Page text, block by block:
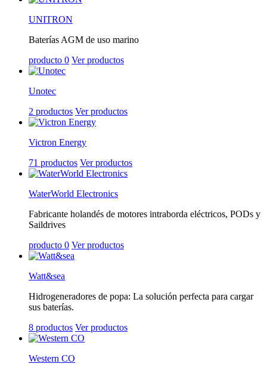
UNITRON
Baterías AGM de uso marino
producto 0 Ver productos
Unotec
2 productos Ver productos
Victron Energy
71 productos Ver productos
WaterWorld Electronics
Fabricante holandés de motores intraborda eléctricos, PODs y
Saildrives
producto 0 Ver productos
Watt&sea
Hidrogeneradores de popa: La solución perfecta para cargar
sus baterías.
8 productos Ver productos
Western CO